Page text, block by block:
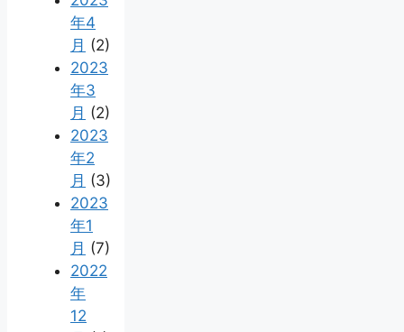
年4
月 (2)
2023
年3
月 (2)
2023
年2
月 (3)
2023
年1
月 (7)
2022
年
12